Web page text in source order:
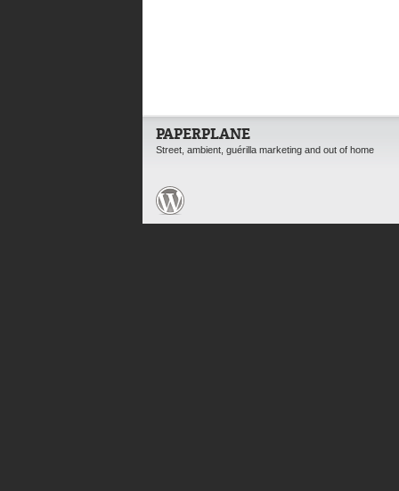
PAPERPLANE
Street, ambient, guérilla marketing and out of home